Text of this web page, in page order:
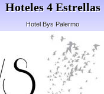
Hoteles 4 Estrellas
Hotel Bys Palermo